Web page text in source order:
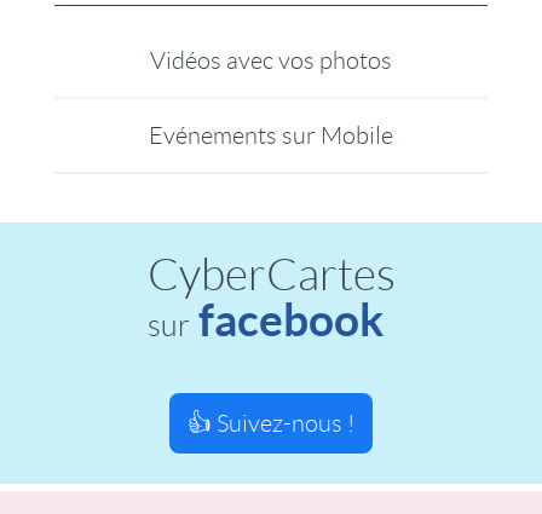
Vidéos avec vos photos
Evénements sur Mobile
CyberCartes
sur facebook
👍 Suivez-nous !